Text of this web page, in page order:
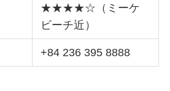
★★★★☆（ミーケ
ビーチ近）
+84 236 395 8888